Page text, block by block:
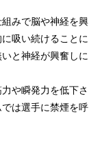
みで脳や神経を興
吸い続けることに
と神経が興奮しに
や瞬発力を低下さ
は選手に禁煙を呼